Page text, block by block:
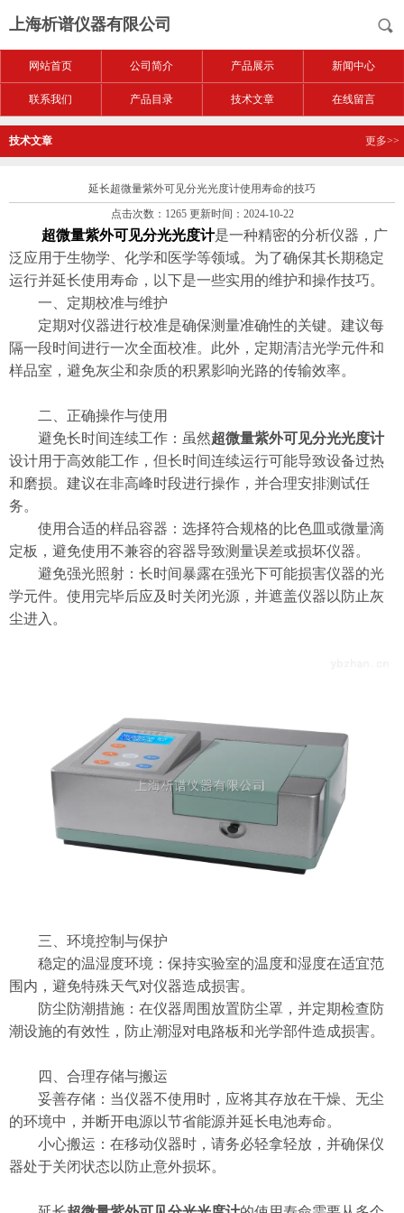
上海析谱仪器有限公司
网站首页 公司简介 产品展示 新闻中心
联系我们 产品目录 技术文章 在线留言
技术文章 更多>>
延长超微量紫外可见分光光度计使用寿命的技巧
点击次数：1265 更新时间：2024-10-22
超微量紫外可见分光光度计是一种精密的分析仪器，广
泛应用于生物学、化学和医学等领域。为了确保其长期稳定
运行并延长使用寿命，以下是一些实用的维护和操作技巧。
一、定期校准与维护
定期对仪器进行校准是确保测量准确性的关键。建议每
隔一段时间进行一次全面校准。此外，定期清洁光学元件和
样品室，避免灰尘和杂质的积累影响光路的传输效率。
二、正确操作与使用
避免长时间连续工作：虽然超微量紫外可见分光光度计
设计用于高效能工作，但长时间连续运行可能导致设备过热
和磨损。建议在非高峰时段进行操作，并合理安排测试任
务。
使用合适的样品容器：选择符合规格的比色皿或微量滴
定板，避免使用不兼容的容器导致测量误差或损坏仪器。
避免强光照射：长时间暴露在强光下可能损害仪器的光
学元件。使用完毕后应及时关闭光源，并遮盖仪器以防止灰
尘进入。
三、环境控制与保护
稳定的温湿度环境：保持实验室的温度和湿度在适宜范
围内，避免特殊天气对仪器造成损害。
防尘防潮措施：在仪器周围放置防尘罩，并定期检查防
潮设施的有效性，防止潮湿对电路板和光学部件造成损害。
四、合理存储与搬运
妥善存储：当仪器不使用时，应将其存放在干燥、无尘
的环境中，并断开电源以节省能源并延长电池寿命。
小心搬运：在移动仪器时，请务必轻拿轻放，并确保仪
器处于关闭状态以防止意外损坏。